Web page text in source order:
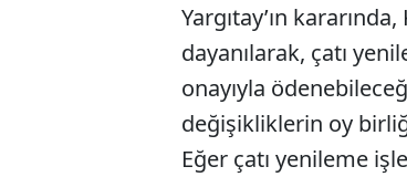
Yargıtay’ın
dayanılarak, çatı
onayıyla
değişikliklerin oy
Eğer çatı yenileme